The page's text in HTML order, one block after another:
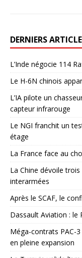
DERNIERS
L’Inde négocie 114
Le H-6N chinois
L’IA pilote un
capteur infrarouge
Le NGI franchit un
étage
La France face au
La Chine dévoile
interarmées
Après le SCAF, le
Dassault Aviation : le
Méga-contrats PAC-
en pleine expansion